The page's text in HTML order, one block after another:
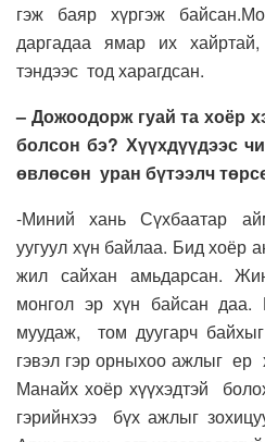
гэж баяр хүргэж
даргадаа ямар их
тэндээс тод харагдсан.
– Дожоодорж гуай та хоёр
болсон бэ? Хүүхдүүдээс
өвлөсөн уран бүтээлч
-Миний хань Сүхбаатар
уугуул хүн байлаа. Бид хоёр
жил сайхан амьдарсан.
монгол эр хүн байсан
муудаж, том дуугарч
гэвэл гэр орныхоо ажлыг ер
Манайх хоёр хүүхэдтэй
гэрийнхээ бүх ажлыг